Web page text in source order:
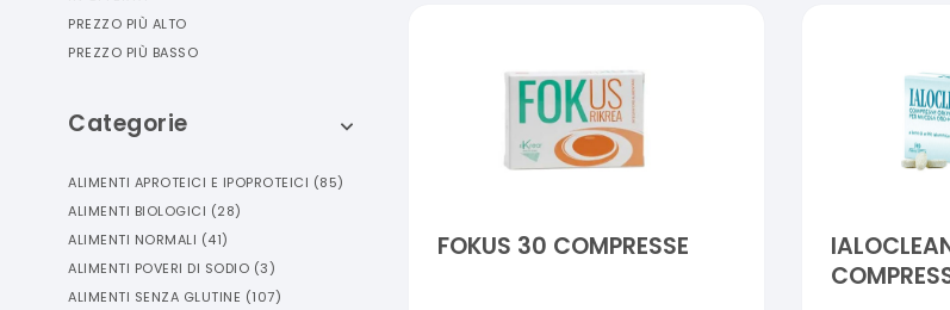
PREZZO PIÙ ALTO
PREZZO PIÙ BASSO
Categorie
ALIMENTI APROTEICI E IPOPROTEICI (85)
ALIMENTI BIOLOGICI (28)
ALIMENTI NORMALI (41)
ALIMENTI POVERI DI SODIO (3)
ALIMENTI SENZA GLUTINE (107)
FOKUS 30 COMPRESSE